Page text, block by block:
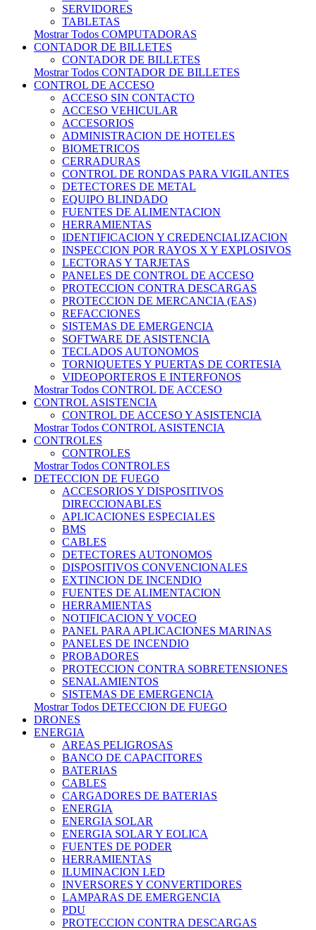
SERVIDORES
TABLETAS
Mostrar Todos COMPUTADORAS
CONTADOR DE BILLETES
CONTADOR DE BILLETES
Mostrar Todos CONTADOR DE BILLETES
CONTROL DE ACCESO
ACCESO SIN CONTACTO
ACCESO VEHICULAR
ACCESORIOS
ADMINISTRACION DE HOTELES
BIOMETRICOS
CERRADURAS
CONTROL DE RONDAS PARA VIGILANTES
DETECTORES DE METAL
EQUIPO BLINDADO
FUENTES DE ALIMENTACION
HERRAMIENTAS
IDENTIFICACION Y CREDENCIALIZACION
INSPECCION POR RAYOS X Y EXPLOSIVOS
LECTORAS Y TARJETAS
PANELES DE CONTROL DE ACCESO
PROTECCION CONTRA DESCARGAS
PROTECCION DE MERCANCIA (EAS)
REFACCIONES
SISTEMAS DE EMERGENCIA
SOFTWARE DE ASISTENCIA
TECLADOS AUTONOMOS
TORNIQUETES Y PUERTAS DE CORTESIA
VIDEOPORTEROS E INTERFONOS
Mostrar Todos CONTROL DE ACCESO
CONTROL ASISTENCIA
CONTROL DE ACCESO Y ASISTENCIA
Mostrar Todos CONTROL ASISTENCIA
CONTROLES
CONTROLES
Mostrar Todos CONTROLES
DETECCION DE FUEGO
ACCESORIOS Y DISPOSITIVOS
DIRECCIONABLES
APLICACIONES ESPECIALES
BMS
CABLES
DETECTORES AUTONOMOS
DISPOSITIVOS CONVENCIONALES
EXTINCION DE INCENDIO
FUENTES DE ALIMENTACION
HERRAMIENTAS
NOTIFICACION Y VOCEO
PANEL PARA APLICACIONES MARINAS
PANELES DE INCENDIO
PROBADORES
PROTECCION CONTRA SOBRETENSIONES
SENALAMIENTOS
SISTEMAS DE EMERGENCIA
Mostrar Todos DETECCION DE FUEGO
DRONES
ENERGIA
AREAS PELIGROSAS
BANCO DE CAPACITORES
BATERIAS
CABLES
CARGADORES DE BATERIAS
ENERGIA
ENERGIA SOLAR
ENERGIA SOLAR Y EOLICA
FUENTES DE PODER
HERRAMIENTAS
ILUMINACION LED
INVERSORES Y CONVERTIDORES
LAMPARAS DE EMERGENCIA
PDU
PROTECCION CONTRA DESCARGAS